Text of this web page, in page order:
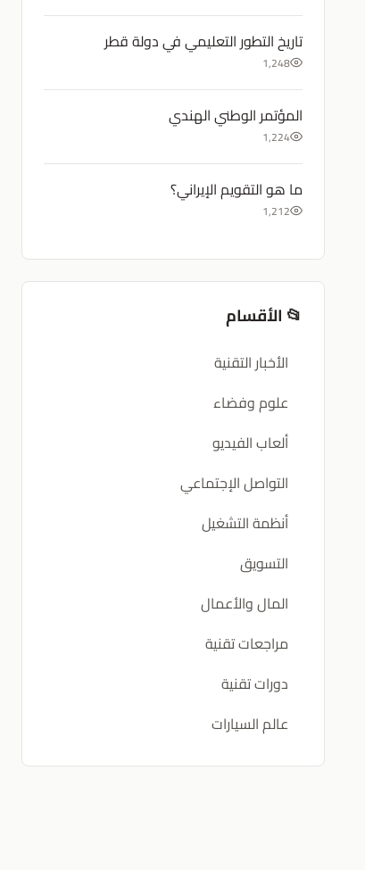
تاريخ التطور التعليمي في دولة قطر
1,248
المؤتمر الوطني الهندي
1,224
ما هو التقويم الإيراني؟
1,212
📂 الأقسام
الأخبار التقنية
علوم وفضاء
ألعاب الفيديو
التواصل الإجتماعي
أنظمة التشغيل
التسويق
المال والأعمال
مراجعات تقنية
دورات تقنية
عالم السيارات